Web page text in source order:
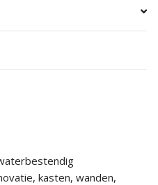
kasten, wanden,